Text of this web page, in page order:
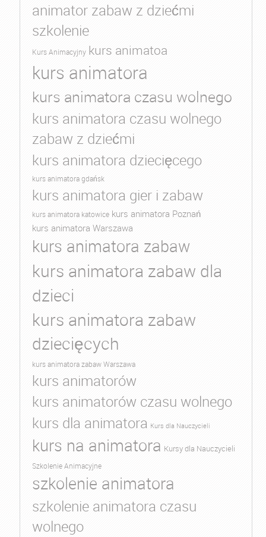
animator zabaw z dziećmi
szkolenie
Kurs Animacyjny kurs animatoa
kurs animatora
kurs animatora czasu wolnego
kurs animatora czasu wolnego
zabaw z dziećmi
kurs animatora dziecięcego
kurs animatora gdańsk
kurs animatora gier i zabaw
kurs animatora katowice kurs animatora Poznań
kurs animatora Warszawa
kurs animatora zabaw
kurs animatora zabaw dla
dzieci
kurs animatora zabaw
dziecięcych
kurs animatora zabaw Warszawa
kurs animatorów
kurs animatorów czasu wolnego
kurs dla animatora Kurs dla Nauczycieli
kurs na animatora Kursy dla Nauczycieli
Szkolenie Animacyjne
szkolenie animatora
szkolenie animatora czasu
wolnego